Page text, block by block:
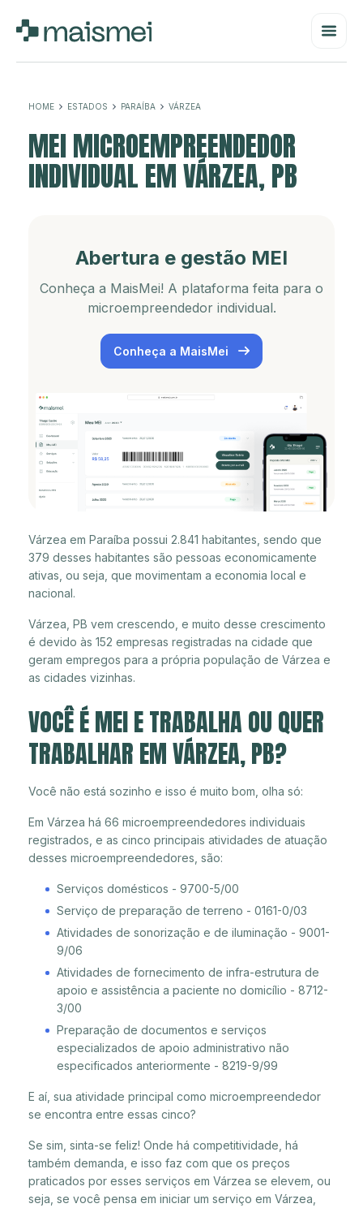
HOME ESTADOS PARAÍBA VÁRZEA
MEI MICROEMPREENDEDOR
INDIVIDUAL EM VÁRZEA, PB
Abertura e gestão MEI
Conheça a MaisMei! A plataforma feita para o
microempreendedor individual.
Conheça a MaisMei
Várzea em Paraíba possui 2.841 habitantes, sendo que
379 desses habitantes são pessoas economicamente
ativas, ou seja, que movimentam a economia local e
nacional.
Várzea, PB vem crescendo, e muito desse crescimento
é devido às 152 empresas registradas na cidade que
geram empregos para a própria população de Várzea e
as cidades vizinhas.
VOCÊ É MEI E TRABALHA OU QUER
TRABALHAR EM VÁRZEA, PB?
Você não está sozinho e isso é muito bom, olha só:
Em Várzea há 66 microempreendedores individuais
registrados, e as cinco principais atividades de atuação
desses microempreendedores, são:
Serviços domésticos - 9700-5/00
Serviço de preparação de terreno - 0161-0/03
Atividades de sonorização e de iluminação - 9001-
9/06
Atividades de fornecimento de infra-estrutura de
apoio e assistência a paciente no domicílio - 8712-
3/00
Preparação de documentos e serviços
especializados de apoio administrativo não
especificados anteriormente - 8219-9/99
E aí, sua atividade principal como microempreendedor
se encontra entre essas cinco?
Se sim, sinta-se feliz! Onde há competitividade, há
também demanda, e isso faz com que os preços
praticados por esses serviços em Várzea se elevem, ou
seja, se você pensa em iniciar um serviço em Várzea,